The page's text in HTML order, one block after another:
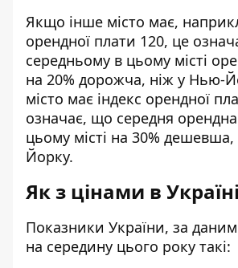
Якщо інше місто має,
орендної плати 120, це
середньому в цьому місті
на 20% дорожча, ніж у Нью-
місто має індекс орендної
означає, що середня
цьому місті на 30%
Йорку.
Як з цінами в Україні
Показники України, за
на середину цього року такі: